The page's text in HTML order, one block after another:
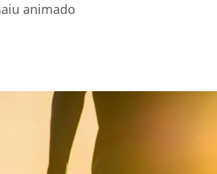
animado